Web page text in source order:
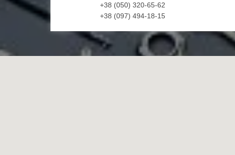
+38 (050) 320-65-62
+38 (097) 494-18-15